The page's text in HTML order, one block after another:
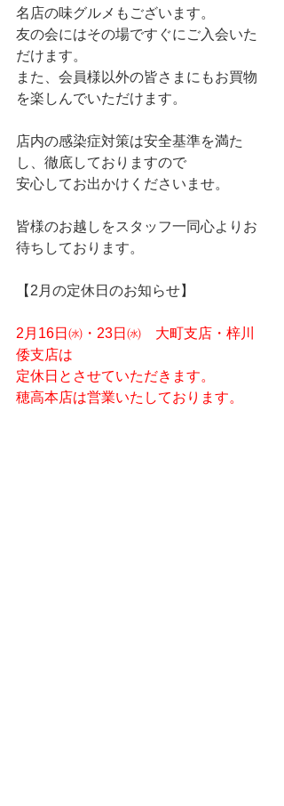
名店の味グルメもございます。
友の会にはその場ですぐにご入会いた
だけます。
また、会員様以外の皆さまにもお買物
を楽しんでいただけます。
店内の感染症対策は安全基準を満た
し、徹底しておりますので
安心してお出かけくださいませ。
皆様のお越しをスタッフ一同心よりお
待ちしております。
【2月の定休日のお知らせ】
2月16日㈬・23日㈬　大町支店・梓川
倭支店は
定休日とさせていただきます。
穂高本店は営業いたしております。